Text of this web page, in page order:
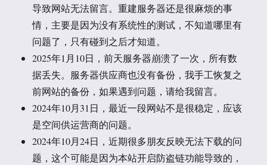
导致网站无法留言。重建服务器还是很麻烦的事
情，主要是因为没有系统性的测试，不知道哪里有
问题了，只有碰到之后才知道。
2025年1月10日，前天服务器崩溃了一次，所有数
据丢失。服务器供应商也没有备份，我手工恢复之
前网站的备份，如果遇到问题，请给我留言。
2024年10月31日，最近一段网站不是很稳定，应该
是空间供运营商的问题。
2024年10月24日，近期很多朋友反映无法下载的问
题，这个可能是因为本站开启防盗链功能导致的，